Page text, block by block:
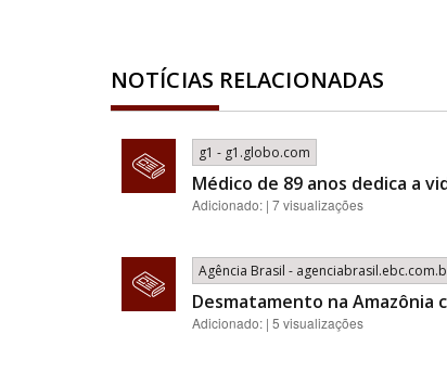
NOTÍCIAS RELACIONADAS
g1 - g1.globo.com
Médico de 89 anos dedica a
Adicionado: | 7 visualizações
Agência Brasil -
Desmatamento na Amazônia
Adicionado: | 5 visualizações